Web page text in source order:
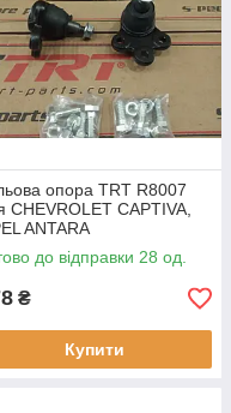
UZDONGJU.
опора TRT R8007
CHEVROLET CAPTIVA,
ANTARA
до відправки 28 од.
₴
Купити